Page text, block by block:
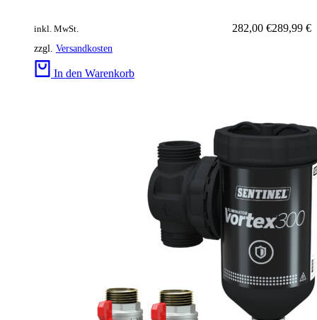
289,99 €
Ursprünglicher
war:
289,99 €
282,00 €
Aktueller
ist:
282,00 €.
inkl. MwSt.
zzgl. Versandkosten
In den Warenkorb